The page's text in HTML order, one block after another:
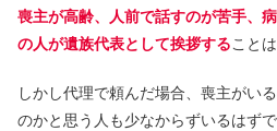
喪主が高齢、人前で話すのが苦手、
の人が遺族代表として挨拶すること
しかし代理で頼んだ場合、喪主がい
のかと思う人も少なからずいるはずで